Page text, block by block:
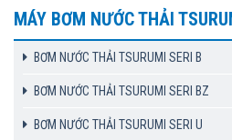
MÁY BƠM NƯỚC THẢI
BƠM NƯỚC THẢI TSURUMI SERI B
BƠM NƯỚC THẢI TSURUMI SERI BZ
BƠM NƯỚC THẢI TSURUMI SERI U